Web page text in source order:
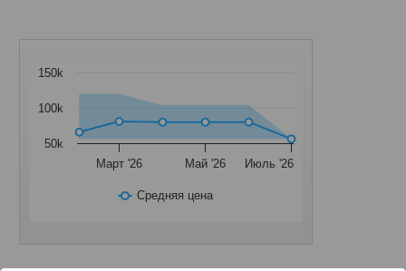
Средняя цена
Март '26 Май '26 Июль '26
50k
100k
150k